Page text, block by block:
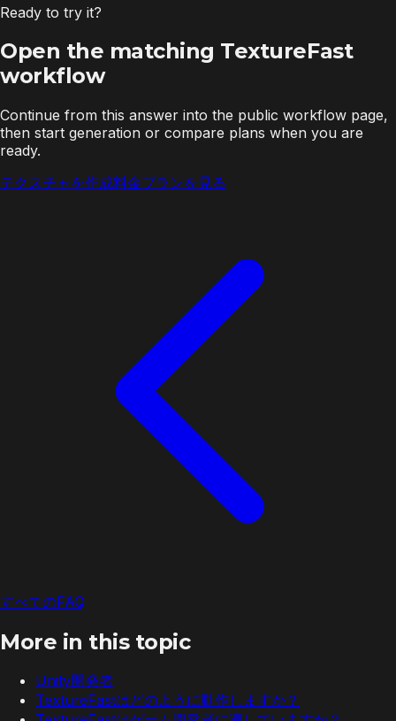
Ready to try it?
Open the matching TextureFast
workflow
Continue from this answer into the public workflow page,
then start generation or compare plans when you are
ready.
テクスチャを作成料金プランを見る
すべてのFAQ
More in this topic
Unity開発者
TextureFastはどのように動作しますか？